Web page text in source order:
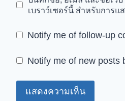
เบราว์เซอร์นี้ สำหรับการ
Notify me of follow-up
Notify me of new posts